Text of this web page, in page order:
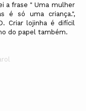
a frase " Uma mulher
é só uma criança.",
Criar lojinha é difícil
do papel também.